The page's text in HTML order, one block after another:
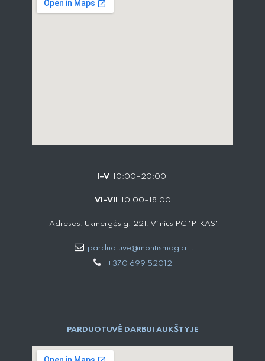
I–V 10:00–20:00
VI–VII 10:00–18:00
Adresas: Ukmergės g. 221, Vilnius PC "PIKAS"
parduotuve@montismagia.lt
+370 699 52012
PARDUOTUVĖ DARBUI AUKŠTYJE